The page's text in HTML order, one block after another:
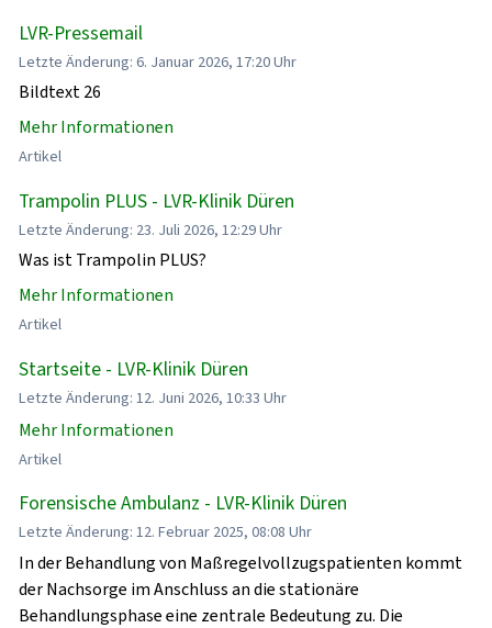
LVR-Pressemail
Letzte Änderung: 6. Januar 2026, 17:20 Uhr
Bildtext 26
Mehr Informationen
Artikel
Trampolin PLUS - LVR-Klinik Düren
Letzte Änderung: 23. Juli 2026, 12:29 Uhr
Was ist Trampolin PLUS?
Mehr Informationen
Artikel
Startseite - LVR-Klinik Düren
Letzte Änderung: 12. Juni 2026, 10:33 Uhr
Mehr Informationen
Artikel
Forensische Ambulanz - LVR-Klinik Düren
Letzte Änderung: 12. Februar 2025, 08:08 Uhr
In der Behandlung von Maßregelvollzugspatienten kommt
der Nachsorge im Anschluss an die stationäre
Behandlungsphase eine zentrale Bedeutung zu. Die